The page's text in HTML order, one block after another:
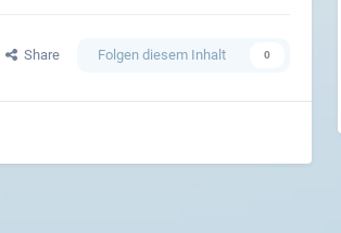
Share Folgen diesem Inhalt 0